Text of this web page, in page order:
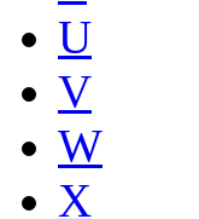
U
V
W
X